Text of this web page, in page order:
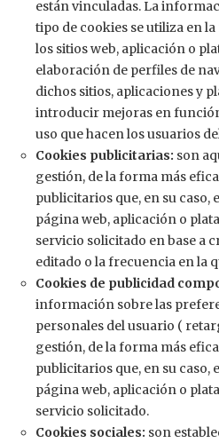
están vinculadas. La
tipo de cookies se utiliza en
los sitios web, aplicación o
elaboración de perfiles de
dichos sitios, aplicaciones y
introducir mejoras en
uso que hacen los usuarios
Cookies publicitarias: son
gestión, de la forma más
publicitarios que, en su
página web, aplicación o
servicio solicitado en base a
editado o la frecuencia en la
Cookies de publicidad
información sobre las
personales del usuario (
gestión, de la forma más
publicitarios que, en su
página web, aplicación o
servicio solicitado.
Cookies sociales: son